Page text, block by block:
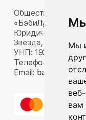
Мы
вам
Общество с
«БэбиЛук»
Юридический
Звезда, д. 16, пом.
УНП: 193815124
Телефон:
+375
Email: